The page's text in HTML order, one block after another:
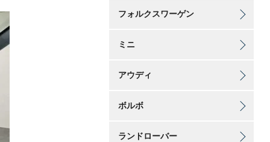
フォルクスワーゲン
ミニ
アウディ
ボルボ
ランドローバー